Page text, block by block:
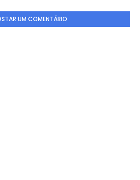
UM COMENTÁRIO